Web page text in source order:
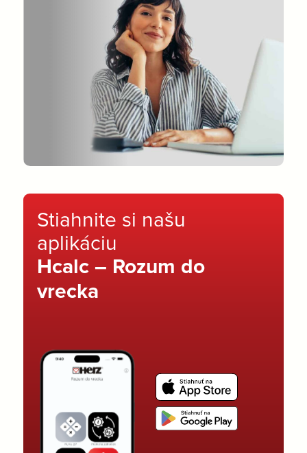
Stiahnite si našu
aplikáciu
Hcalc – Rozum do
vrecka